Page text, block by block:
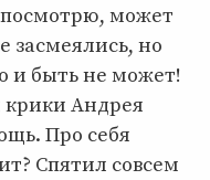
может
засмеялись, но
и быть не может!
Андрея
Про себя
Спятил совсем